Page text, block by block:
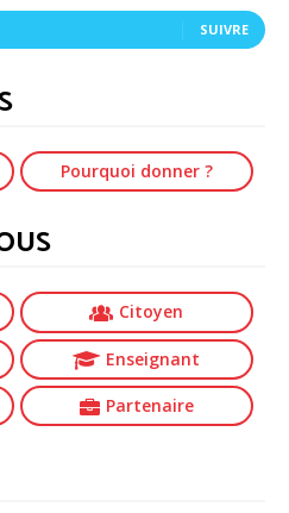
SUIVRE
Pourquoi donner ?
Citoyen
Enseignant
Partenaire